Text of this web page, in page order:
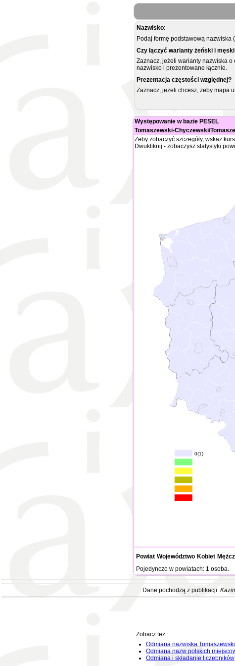
Nazwisko:
Podaj formę podstawową
Czy łączyć warianty żeński i
Zaznacz, jeżeli warianty nazwiska
nazwisko i prezentowane łącznie.
Prezentacja częstości względnej?
Zaznacz, jeżeli chcesz, żeby mapa
Występowanie w bazie PESEL
Tomaszewski-Chyczewski/
Żeby zobaczyć szczegóły, wskaż
Dwukliknij - zobaczysz statystyki
0(1)
Powiat Województwo Kobiet
Pojedynczo w powiatach: 1 osoba.
Dane pochodzą z publikacji:
Zobacz też:
Odmiana nazwiska
Odmiana nazw polskich
Odmiana i składanie liczebników